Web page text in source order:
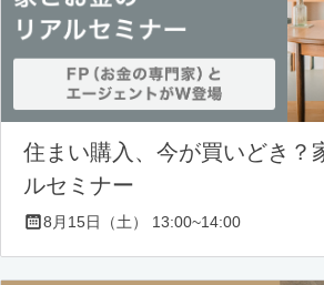
住まい購入、今が買いどき？
ルセミナー
8月15日（土） 13:00~14:00